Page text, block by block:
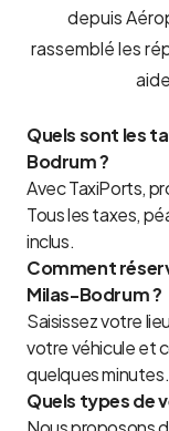
depuis
rassemblé les
Quels sont les
Bodrum ?
Avec TaxiPorts,
Tous les taxes,
inclus.
Comment
Milas-Bodrum ?
Saisissez votre
votre véhicule et
quelques minutes.
Quels types de